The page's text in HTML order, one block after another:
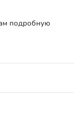
подробную